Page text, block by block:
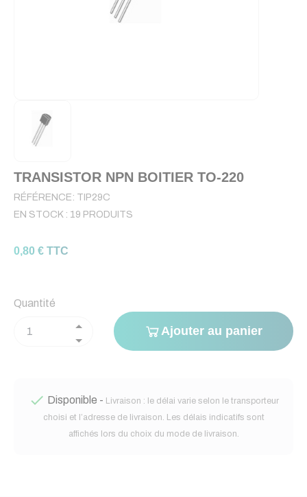
TRANSISTOR NPN BOITIER TO-220
RÉFÉRENCE: TIP29C
EN STOCK : 19 PRODUITS
0,80 € TTC
Quantité
Ajouter au panier
 Disponible - Livraison : le délai varie selon le transporteur
choisi et l’adresse de livraison. Les délais indicatifs sont
affichés lors du choix du mode de livraison.